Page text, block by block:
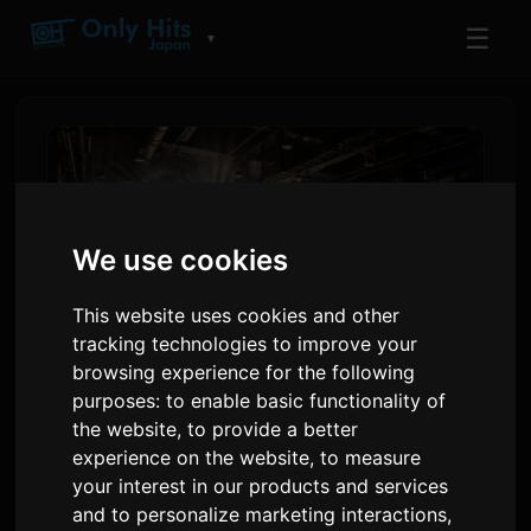
We use cookies
This website uses cookies and other
tracking technologies to improve your
browsing experience for the following
purposes:to enable basic functionality of
the website,to provide a better
experience on the website,to measure
your interest in our products and services
and to personalize marketing interactions,
▼ ☰
ReoNa treedt op by AFA
Thailand 2026, kondigt nije
single oan